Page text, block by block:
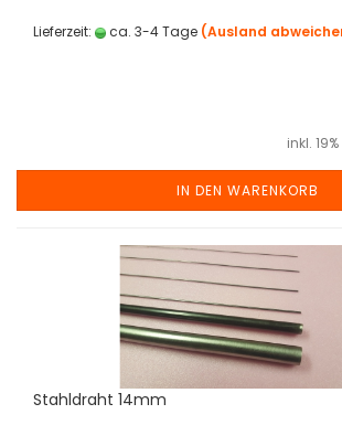
Lieferzeit: ca. 3-4 Tage (Ausland
inkl.
IN DEN WARENKORB
Stahldraht 14mm